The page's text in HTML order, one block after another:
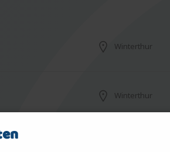
Winterthur
Winterthur